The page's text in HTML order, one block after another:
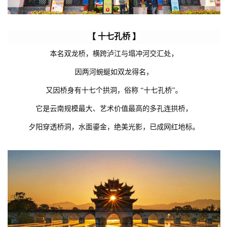
【 十七孔桥 】
本名双龙桥，横跨泸江与塌冲河交汇处，
因两河蜿蜒如双龙得名，
又因桥身有十七个拱洞，俗称 “十七孔桥”。
它是云南规模最大、艺术价值最高的多孔连拱桥，
夕阳穿透桥洞，水面鎏金，绝美光影，已成网红地标。